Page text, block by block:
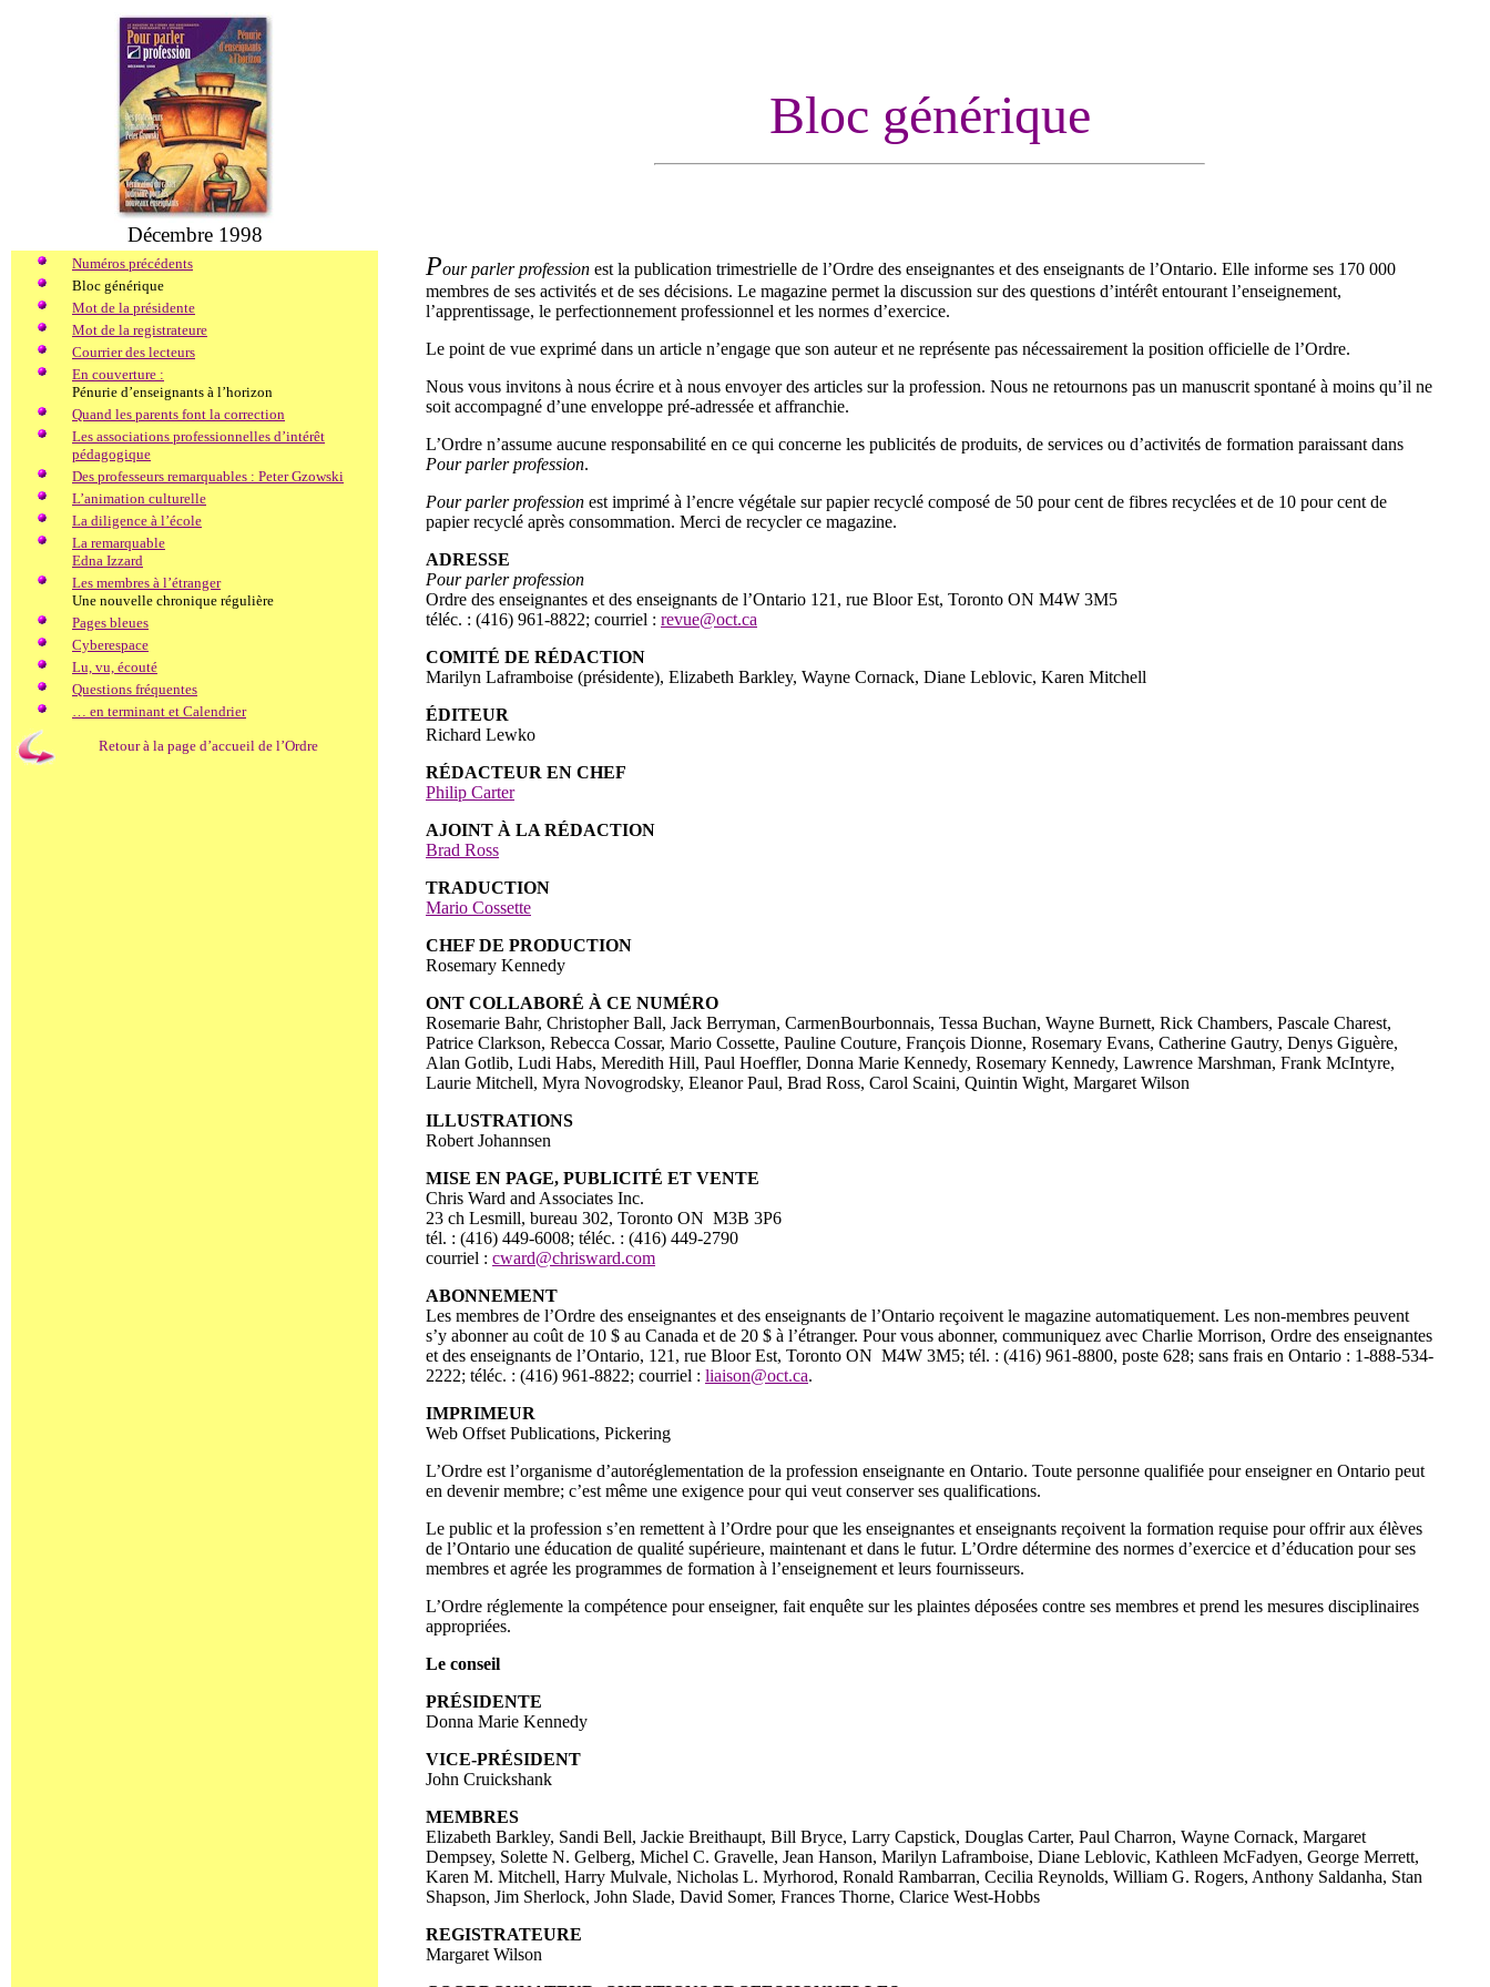
Décembre 1998
Bloc générique
Numéros précédents
Bloc générique
Mot de la présidente
Mot de la registrateure
Courrier des lecteurs
En couverture :
Pénurie d’enseignants à l’horizon
Quand les parents font la correction
Les associations professionnelles d’intérêt
pédagogique
Des professeurs remarquables : Peter Gzowski
L’animation culturelle
La diligence à l’école
La remarquable
Edna Izzard
Les membres à l’étranger
Une nouvelle chronique régulière
Pages bleues
Cyberespace
Lu, vu, écouté
Questions fréquentes
… en terminant et Calendrier
Retour à la page d’accueil de l’Ordre
Pour parler profession est la publication trimestrielle de l’Ordre des enseignantes et des enseignants de l’Ontario. Elle informe ses 170 000
membres de ses activités et de ses décisions. Le magazine permet la discussion sur des questions d’intérêt entourant l’enseignement,
l’apprentissage, le perfectionnement professionnel et les normes d’exercice.
Le point de vue exprimé dans un article n’engage que son auteur et ne représente pas nécessairement la position officielle de l’Ordre.
Nous vous invitons à nous écrire et à nous envoyer des articles sur la profession. Nous ne retournons pas un manuscrit spontané à moins qu’il ne
soit accompagné d’une enveloppe pré-adressée et affranchie.
L’Ordre n’assume aucune responsabilité en ce qui concerne les publicités de produits, de services ou d’activités de formation paraissant dans
Pour parler profession.
Pour parler profession est imprimé à l’encre végétale sur papier recyclé composé de 50 pour cent de fibres recyclées et de 10 pour cent de
papier recyclé après consommation. Merci de recycler ce magazine.
ADRESSE
Pour parler profession
Ordre des enseignantes et des enseignants de l’Ontario 121, rue Bloor Est, Toronto ON M4W 3M5
téléc. : (416) 961-8822; courriel : revue@oct.ca
COMITÉ DE RÉDACTION
Marilyn Laframboise (présidente), Elizabeth Barkley, Wayne Cornack, Diane Leblovic, Karen Mitchell
ÉDITEUR
Richard Lewko
RÉDACTEUR EN CHEF
Philip Carter
AJOINT À LA RÉDACTION
Brad Ross
TRADUCTION
Mario Cossette
CHEF DE PRODUCTION
Rosemary Kennedy
ONT COLLABORÉ À CE NUMÉRO
Rosemarie Bahr, Christopher Ball, Jack Berryman, CarmenBourbonnais, Tessa Buchan, Wayne Burnett, Rick Chambers, Pascale Charest,
Patrice Clarkson, Rebecca Cossar, Mario Cossette, Pauline Couture, François Dionne, Rosemary Evans, Catherine Gautry, Denys Giguère,
Alan Gotlib, Ludi Habs, Meredith Hill, Paul Hoeffler, Donna Marie Kennedy, Rosemary Kennedy, Lawrence Marshman, Frank McIntyre,
Laurie Mitchell, Myra Novogrodsky, Eleanor Paul, Brad Ross, Carol Scaini, Quintin Wight, Margaret Wilson
ILLUSTRATIONS
Robert Johannsen
MISE EN PAGE, PUBLICITÉ ET VENTE
Chris Ward and Associates Inc.
23 ch Lesmill, bureau 302, Toronto ON M3B 3P6
tél. : (416) 449-6008; téléc. : (416) 449-2790
courriel : cward@chrisward.com
ABONNEMENT
Les membres de l’Ordre des enseignantes et des enseignants de l’Ontario reçoivent le magazine automatiquement. Les non-membres peuvent
s’y abonner au coût de 10 $ au Canada et de 20 $ à l’étranger. Pour vous abonner, communiquez avec Charlie Morrison, Ordre des enseignantes
et des enseignants de l’Ontario, 121, rue Bloor Est, Toronto ON M4W 3M5; tél. : (416) 961-8800, poste 628; sans frais en Ontario : 1-888-534-
2222; téléc. : (416) 961-8822; courriel : liaison@oct.ca.
IMPRIMEUR
Web Offset Publications, Pickering
L’Ordre est l’organisme d’autoréglementation de la profession enseignante en Ontario. Toute personne qualifiée pour enseigner en Ontario peut
en devenir membre; c’est même une exigence pour qui veut conserver ses qualifications.
Le public et la profession s’en remettent à l’Ordre pour que les enseignantes et enseignants reçoivent la formation requise pour offrir aux élèves
de l’Ontario une éducation de qualité supérieure, maintenant et dans le futur. L’Ordre détermine des normes d’exercice et d’éducation pour ses
membres et agrée les programmes de formation à l’enseignement et leurs fournisseurs.
L’Ordre réglemente la compétence pour enseigner, fait enquête sur les plaintes déposées contre ses membres et prend les mesures disciplinaires
appropriées.
Le conseil
PRÉSIDENTE
Donna Marie Kennedy
VICE-PRÉSIDENT
John Cruickshank
MEMBRES
Elizabeth Barkley, Sandi Bell, Jackie Breithaupt, Bill Bryce, Larry Capstick, Douglas Carter, Paul Charron, Wayne Cornack, Margaret
Dempsey, Solette N. Gelberg, Michel C. Gravelle, Jean Hanson, Marilyn Laframboise, Diane Leblovic, Kathleen McFadyen, George Merrett,
Karen M. Mitchell, Harry Mulvale, Nicholas L. Myrhorod, Ronald Rambarran, Cecilia Reynolds, William G. Rogers, Anthony Saldanha, Stan
Shapson, Jim Sherlock, John Slade, David Somer, Frances Thorne, Clarice West-Hobbs
REGISTRATEURE
Margaret Wilson